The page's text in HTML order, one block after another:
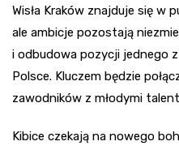
Wisła Kraków znajduje się w
ale ambicje pozostają
i odbudowa pozycji jednego
Polsce. Kluczem będzie
zawodników z młodymi
Kibice czekają na nowego